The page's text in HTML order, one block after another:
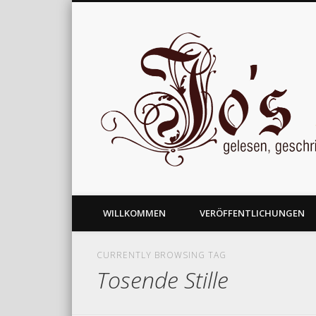
gelesen, geschrieben und nachgedacht
WILLKOMMEN VERÖFFENTLICHUNGEN
CURRENTLY BROWSING TAG
Tosende Stille